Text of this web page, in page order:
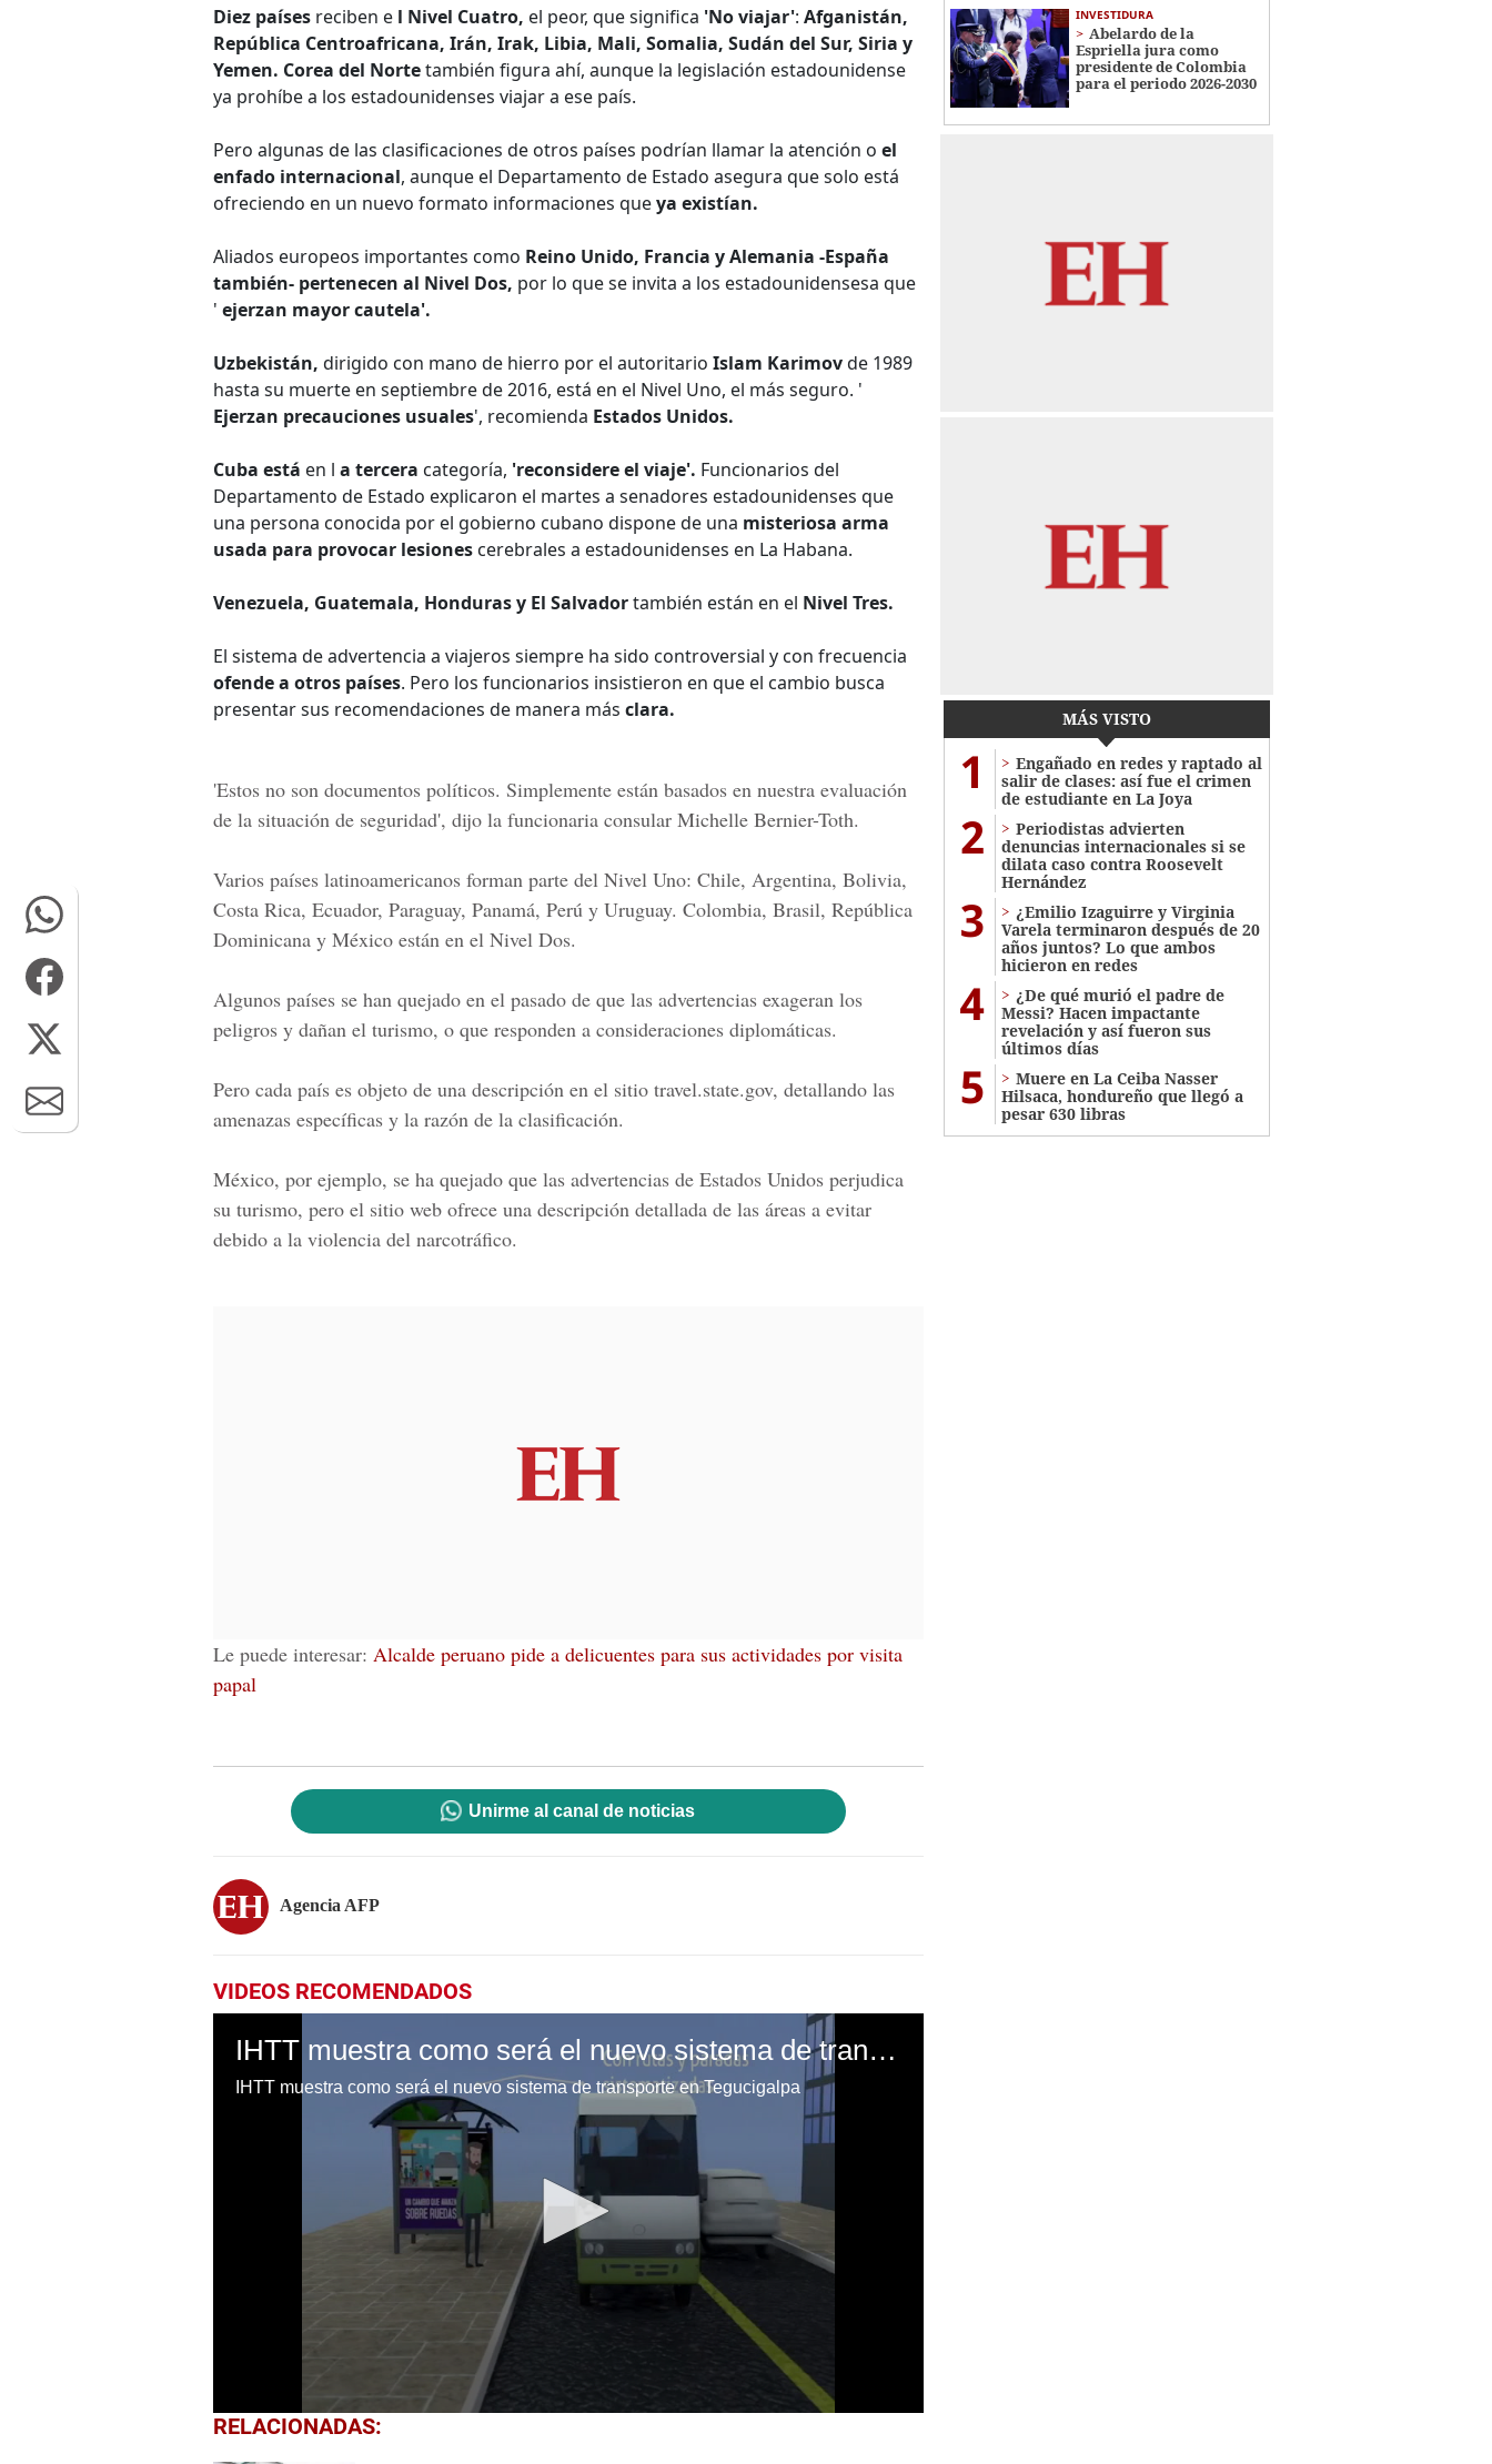
Diez países reciben e l Nivel Cuatro, el peor, que significa 'No viajar': Afganistán,
República Centroafricana, Irán, Irak, Libia, Mali, Somalia, Sudán del Sur, Siria y
Yemen. Corea del Nortetambién figura ahí, aunque la legislación estadounidense
ya prohíbe a los estadounidenses viajar a ese país.
Pero algunas de las clasificaciones de otros países podrían llamar la atención o el
enfado internacional, aunque el Departamento de Estado asegura que solo está
ofreciendo en un nuevo formato informaciones queya existían.
Aliados europeos importantes como Reino Unido, Francia y Alemania -España
también- pertenecen al Nivel Dos, por lo que se invita a los estadounidensesa que
' ejerzan mayor cautela'.
Uzbekistán, dirigido con mano de hierro por el autoritario Islam Karimovde 1989
hasta su muerte en septiembre de 2016, está en el Nivel Uno, el más seguro. '
Ejerzan precauciones usuales', recomienda Estados Unidos.
Cuba está en l a tercera categoría, 'reconsidere el viaje'. Funcionarios del
Departamento de Estado explicaron el martes a senadores estadounidenses que
una persona conocida por el gobierno cubano dispone de una misteriosa arma
usada para provocar lesiones cerebrales a estadounidenses en La Habana.
Venezuela, Guatemala, Honduras y El Salvadortambién están en el Nivel Tres.
El sistema de advertencia a viajeros siempre ha sido controversial y con frecuencia
ofende a otros países. Pero los funcionarios insistieron en que el cambio busca
presentar sus recomendaciones de manera más clara.
'Estos no son documentos políticos. Simplemente están basados en nuestra evaluación
de la situación de seguridad', dijo la funcionaria consular Michelle Bernier-Toth.
Varios países latinoamericanos forman parte del Nivel Uno: Chile, Argentina, Bolivia,
Costa Rica, Ecuador, Paraguay, Panamá, Perú y Uruguay. Colombia, Brasil, República
Dominicana y México están en el Nivel Dos.
Algunos países se han quejado en el pasado de que las advertencias exageran los
peligros y dañan el turismo, o que responden a consideraciones diplomáticas.
Pero cada país es objeto de una descripción en el sitio travel.state.gov, detallando las
amenazas específicas y la razón de la clasificación.
México, por ejemplo, se ha quejado que las advertencias de Estados Unidos perjudica
su turismo, pero el sitio web ofrece una descripción detallada de las áreas a evitar
debido a la violencia del narcotráfico.
Le puede interesar: Alcalde peruano pide a delicuentes para sus actividades por visita
papal
Unirme al canal de noticias
Agencia AFP
VIDEOS RECOMENDADOS
IHTT muestra como será el nuevo sistema de transporte en Tegucigalpa
IHTT muestra como será el nuevo sistema de transporte en Tegucigalpa
0
seconds
RELACIONADAS:
INVESTIDURA
Abelardo de la
Espriella jura como
presidente de Colombia
para el periodo 2026-2030
MÁS VISTO
1
Engañado en redes y raptado al
salir de clases: así fue el crimen
de estudiante en La Joya
2
Periodistas advierten
denuncias internacionales si se
dilata caso contra Roosevelt
Hernández
3
¿Emilio Izaguirre y Virginia
Varela terminaron después de 20
años juntos? Lo que ambos
hicieron en redes
4
¿De qué murió el padre de
Messi? Hacen impactante
revelación y así fueron sus
últimos días
5
Muere en La Ceiba Nasser
Hilsaca, hondureño que llegó a
pesar 630 libras